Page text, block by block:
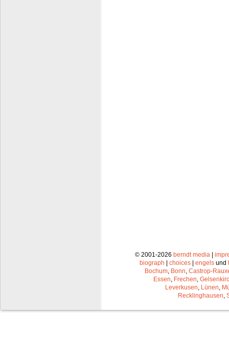
© 2001-2026 berndt media |
biograph | choices | engels und
Bochum Bonn Castrop-
Essen Frechen
Leverkusen Lünen
Recklinghausen